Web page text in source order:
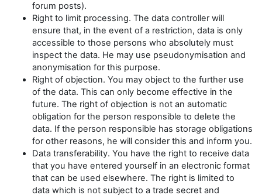
forum posts).
Right to limit processing. The data controller will
ensure that, in the event of a restriction, data is only
accessible to those persons who absolutely must
inspect the data. He may use pseudonymisation and
anonymisation for this purpose.
Right of objection. You may object to the further use
of the data. This can only become effective in the
future. The right of objection is not an automatic
obligation for the person responsible to delete the
data. If the person responsible has storage obligations
for other reasons, he will consider this and inform you.
Data transferability. You have the right to receive data
that you have entered yourself in an electronic format
that can be used elsewhere. The right is limited to
data which is not subject to a trade secret and